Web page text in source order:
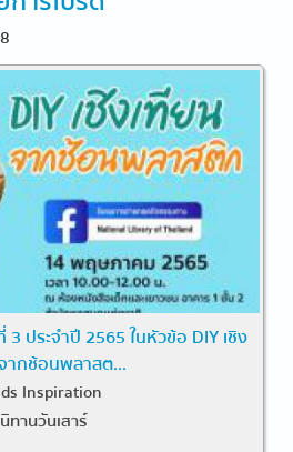
ประจำปี 2565 ในหัวข้อ DIY เชิง
ากช้อนพลาสต...
Inspiration
นิทานวันเสาร์